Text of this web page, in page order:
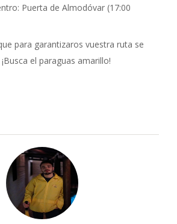
Puerta de Almodóvar (17:00
para garantizaros vuestra ruta se
el paraguas amarillo!